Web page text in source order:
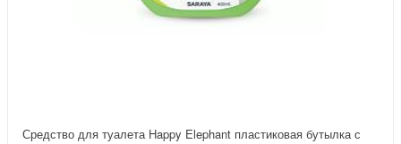
Средство для туалета Happy Elephant пластиковая бутылка с